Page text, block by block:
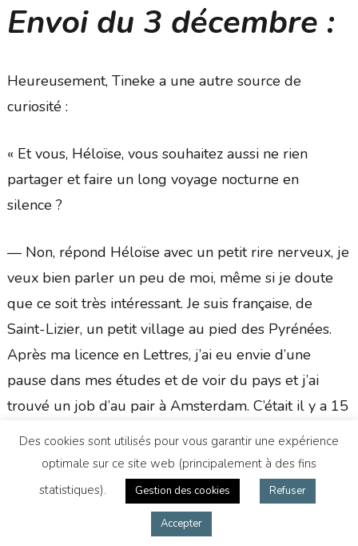
Envoi du 3 décembre :
Heureusement, Tineke a une autre source de
curiosité :
« Et vous, Héloïse, vous souhaitez aussi ne rien
partager et faire un long voyage nocturne en
silence ?
— Non, répond Héloïse avec un petit rire nerveux, je
veux bien parler un peu de moi, même si je doute
que ce soit très intéressant. Je suis française, de
Saint-Lizier, un petit village au pied des Pyrénées.
Après ma licence en Lettres, j’ai eu envie d’une
pause dans mes études et de voir du pays et j’ai
trouvé un job d’au pair à Amsterdam. C’était il y a 15
ans. Je suis venue pour un an. Puis j’ai rencontré lors
d’un café des langues un Brésilien installé à
Amsterdam, je suis tombée amoureuse de l’homme
et de la ville. Je suis restée. Pour la relation
humaine, ça n’a pas fonctionné longtemps mais celle
Des cookies sont utilisés pour vous garantir une expérience
optimale sur ce site web (principalement à des fins
statistiques).
Gestion des cookies Refuser
Accepter